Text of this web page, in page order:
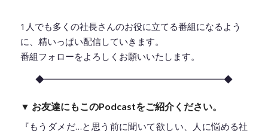
1人でも多くの社長さんのお役に立てる番組になるよう
に、精いっぱい配信していきます。
番組フォローをよろしくお願いいたします。
◆━━━━━━━━━━━━━━━━━━━━◆
▼ お友達にもこのPodcastをご紹介ください。
『もうダメだ…と思う前に聞いて欲しい、人に悩める社